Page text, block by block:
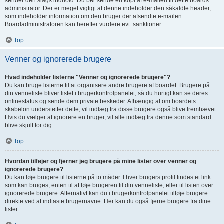
administrator. Der er meget vigtigt at denne indeholder den såkaldte header,
som indeholder information om den bruger der afsendte e-mailen.
Boardadministratoren kan herefter vurdere evt. sanktioner.
Top
Venner og ignorerede brugere
Hvad indeholder listerne "Venner og ignorerede brugere"?
Du kan bruge listerne til at organisere andre brugere af boardet. Brugere på
din venneliste bliver listet i brugerkontrolpanelet, så du hurtigt kan se deres
onlinestatus og sende dem private beskeder. Afhængig af om boardets
skabelon understøtter dette, vil indlæg fra disse brugere også blive fremhævet.
Hvis du vælger at ignorere en bruger, vil alle indlæg fra denne som standard
blive skjult for dig.
Top
Hvordan tilføjer og fjerner jeg brugere på mine lister over venner og
ignorerede brugere?
Du kan føje brugere til listerne på to måder. I hver brugers profil findes et link
som kan bruges, enten til at føje brugeren til din venneliste, eller til listen over
ignorerede brugere. Alternativt kan du i brugerkontrolpanelet tilføje brugere
direkte ved at indtaste brugernavne. Her kan du også fjerne brugere fra dine
lister.